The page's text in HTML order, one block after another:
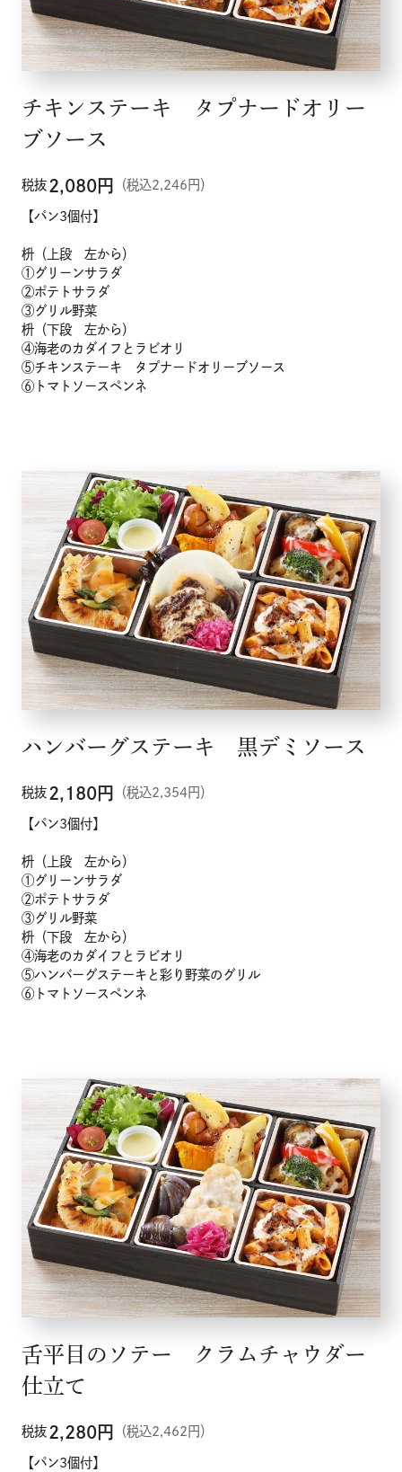
チキンステーキ タプナードオリー
ブソース
税抜 2,080円 （税込2,246円）
【パン3個付】
枡（上段 左から）
①グリーンサラダ
②ポテトサラダ
③グリル野菜
枡（下段 左から）
④海老のカダイフとラビオリ
⑤チキンステーキ タプナードオリーブソース
⑥トマトソースペンネ
ハンバーグステーキ 黒デミソース
税抜 2,180円 （税込2,354円）
【パン3個付】
枡（上段 左から）
①グリーンサラダ
②ポテトサラダ
③グリル野菜
枡（下段 左から）
④海老のカダイフとラビオリ
⑤ハンバーグステーキと彩り野菜のグリル
⑥トマトソースペンネ
舌平目のソテー クラムチャウダー
仕立て
税抜 2,280円 （税込2,462円）
【パン3個付】